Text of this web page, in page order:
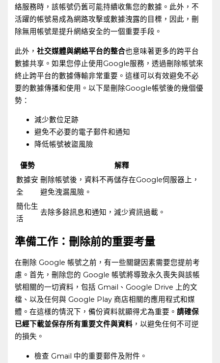
絡服務時，該帳號仍舊可能持續收集您的數據。此外，不
活躍的帳號易成為網路攻擊或數據洩露的目標，因此，刪
除無用帳號是提升網絡安全的一個重要手段。
此外，社交媒體與網絡平台的整合也意味著更多的跨平台
數據共享。如果您停止使用Google服務，透過刪除帳號來
終止跨平台的數據傳輸非常重要。這樣可以有效避免不必
要的數據傳播和使用。以下是刪除Google帳號後的幾個優
勢：
減少數位足跡
避免不必要的電子郵件和通知
降低帳號被盜風險
優勢
解釋
數據安
全
刪除帳號後，資料不再儲存在Google伺服器上，
避免洩漏風險。
簡化生
活
去除多餘訊息和通知，減少資訊過載。
準備工作：刪除前的重要考量
在刪除 Google 帳號之前，有一些關鍵因素需要您提前考
慮。首先，刪除您的 Google 帳號將導致永久喪失與該帳
號相關的一切資料，包括⁤ Gmail、Google Drive 上的文
檔、以及任何與 Google Play ​商店相關的應用程式和媒
體。在這樣的情況下，備份資料就顯得尤為重要。請確保
已經下載並保存所有重要文件與資料 ，以避免任何不可逆
的損失。
檢查 Gmail ⁤中的重要郵件及附件。